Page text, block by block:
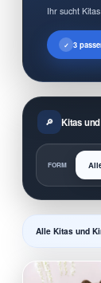
Ihr sucht
3
Kitas
FORM
Alle Kitas und